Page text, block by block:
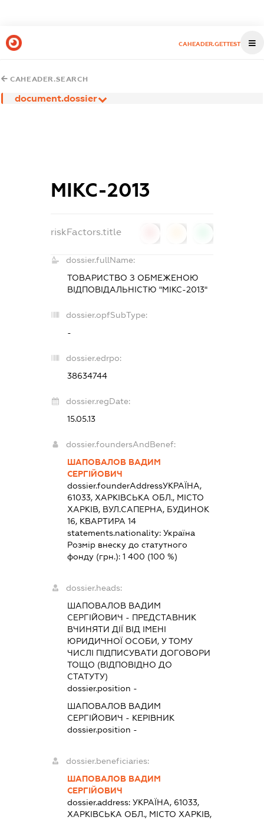
CAHEADER.GETTEST
CAHEADER.SEARCH
document.dossier
МІКС-2013
riskFactors.title
dossier.fullName:
ТОВАРИСТВО З ОБМЕЖЕНОЮ
ВІДПОВІДАЛЬНІСТЮ "МІКС-2013"
dossier.opfSubType:
-
dossier.edrpo:
38634744
dossier.regDate:
15.05.13
dossier.foundersAndBenef:
ШАПОВАЛОВ ВАДИМ
СЕРГІЙОВИЧ
dossier.founderAddressУКРАЇНА,
61033, ХАРКІВСЬКА ОБЛ., МІСТО
ХАРКІВ, ВУЛ.САПЕРНА, БУДИНОК
16, КВАРТИРА 14
statements.nationality:Україна
Розмір внеску до статутного
фонду (грн.):1 400 (100 %)
dossier.heads:
ШАПОВАЛОВ ВАДИМ
СЕРГІЙОВИЧ - ПРЕДСТАВНИК
ВЧИНЯТИ ДІЇ ВІД ІМЕНІ
ЮРИДИЧНОЇ ОСОБИ, У ТОМУ
ЧИСЛІ ПІДПИСУВАТИ ДОГОВОРИ
ТОЩО (ВІДПОВІДНО ДО
СТАТУТУ)
dossier.position -
ШАПОВАЛОВ ВАДИМ
СЕРГІЙОВИЧ - КЕРІВНИК
dossier.position -
dossier.beneficiaries:
ШАПОВАЛОВ ВАДИМ
СЕРГІЙОВИЧ
dossier.address:УКРАЇНА, 61033,
ХАРКІВСЬКА ОБЛ., МІСТО ХАРКІВ,